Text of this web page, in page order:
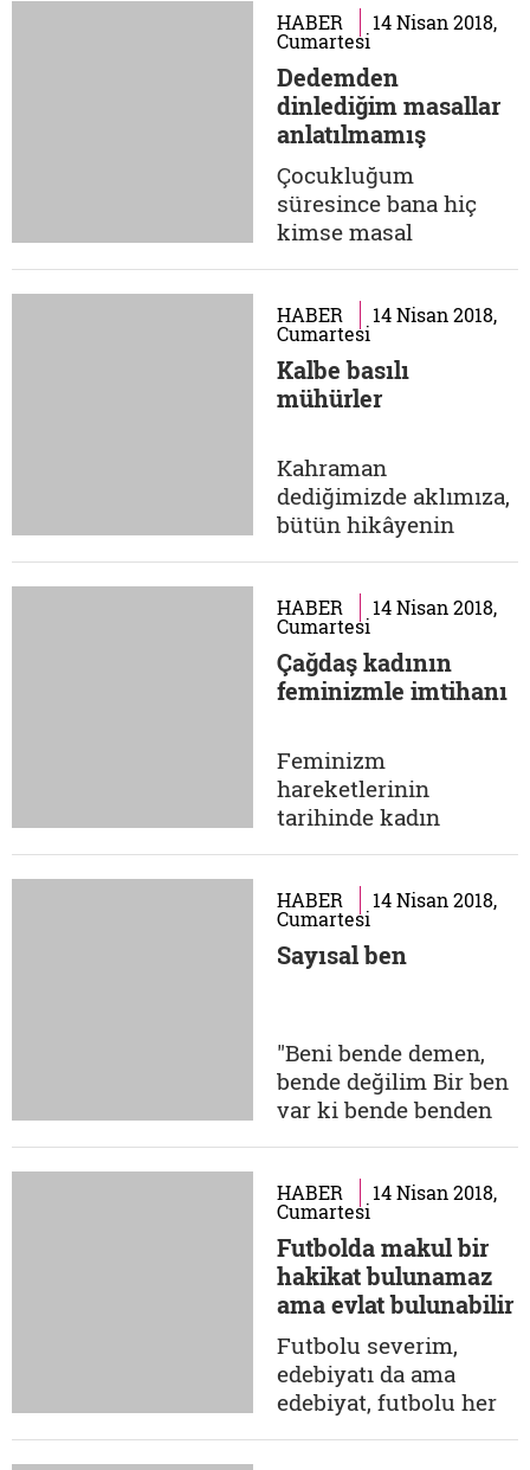
heyecanla, özlemle,
hem üzüntü hem de
kendimden neşet eden
bir görev bilinciyle
dolup taştığım bir
serüvenin
başlangıcıydı. Zira bu
tarihte, vatanım
HABER 14 Nisan 2018,
Cumartesi
Dedemden
dinlediğim masallar
anlatılmamış
masalın hikayesi
Çocukluğum
süresince bana hiç
kimse masal
hatırladıklarım
arasında
yoksunluğunu en
güçlü şekilde
biri budur. Bulduğum
resimli kitapları
yetişkinlere
götürdüğümü,
okumaları için onlara
yalvardığımı
hatırlıyorum....
HABER 14 Nisan 2018,
Cumartesi
Kalbe basılı
mühürler
Kahraman
dediğimizde aklımıza,
bütün hikâyenin
hikâyenin kendisi için
kurulduğu biri gelir.
Haksızlığa,
adaletsizliğe
yetimi gözeten ve
sayesinde dünyanın
değiştiği birisidir
doğrudur da,...
HABER 14 Nisan 2018,
Cumartesi
Çağdaş kadının
feminizmle imtihanı
Feminizm
hareketlerinin
tarihinde kadın
Collette Dowling'in
etkileyici metni,
kadınların kurtarılma
olmaları, kör
adanışları, cinsel
kimlik panikleri ve
uyanışları...
HABER 14 Nisan 2018,
Cumartesi
Sayısal ben
"Beni bende demen,
bende değilim Bir ben
var ki bende benden
istemişti? Aradan
yüzyıllar geçtikten,
benliklerimiz tonla
değişiklik geçirdikten
sonra, nasıl bir benlik
çıkartacaktık ortaya?
Ve o bunu 800 yıl
öncesinden...
HABER 14 Nisan 2018,
Cumartesi
Futbolda makul bir
hakikat bulunamaz
ama evlat bulunabilir
Futbolu severim,
edebiyatı da ama
edebiyat, futbolu her